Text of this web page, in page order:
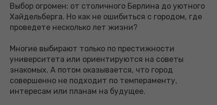
Выбор огромен: от столичного Берлина до уютного
Хайдельберга. Но как не ошибиться с городом, где
проведете несколько лет жизни?
Многие выбирают только по престижности
университета или ориентируются на советы
знакомых. А потом оказывается, что город
совершенно не подходит по темпераменту,
интересам или планам на будущее.